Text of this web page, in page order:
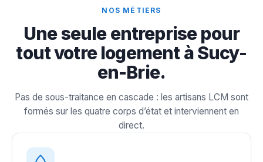
NOS MÉTIERS
Une seule entreprise pour
tout votre logement à Sucy-
en-Brie.
Pas de sous-traitance en cascade : les artisans LCM sont
formés sur les quatre corps d’état et interviennent en
direct.